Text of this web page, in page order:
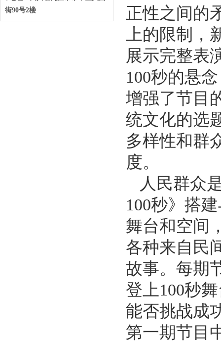
街90号2楼
正性之间的
上的限制
展示完整表
100秒的悬
增强了节目
统文化的选
多样性和群
度。
人民群众
100秒》搭
舞台和空间
各种来自民
故事。每期
登上100秒
能否挑战成
第一期节目